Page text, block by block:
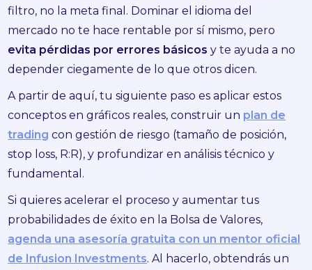
filtro, no la meta final. Dominar el idioma del
mercado no te hace rentable por sí mismo, pero
evita pérdidas por errores básicos y te ayuda a no
depender ciegamente de lo que otros dicen.
A partir de aquí, tu siguiente paso es aplicar estos
conceptos en gráficos reales, construir un plan de
trading con gestión de riesgo (tamaño de posición,
stop loss, R:R), y profundizar en análisis técnico y
fundamental.
Si quieres acelerar el proceso y aumentar tus
probabilidades de éxito en la Bolsa de Valores,
agenda una asesoría gratuita con un mentor oficial
de Infusion Investments. Al hacerlo, obtendrás un